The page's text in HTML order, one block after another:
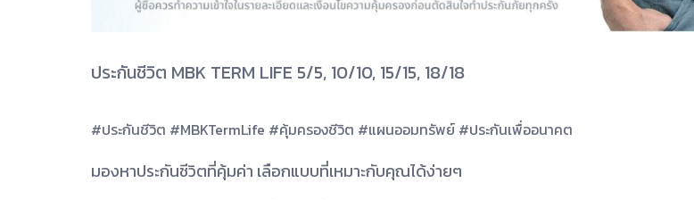
ประกันชีวิต MBK TERM LIFE 5/5, 10/10, 15/15, 18/18
#ประกันชีวิต #MBKTermLife #คุ้มครองชีวิต #แผนออมทรัพย์ #ประกันเพื่ออนาคต
มองหาประกันชีวิตที่คุ้มค่า เลือกแบบที่เหมาะกับคุณได้ง่ายๆ